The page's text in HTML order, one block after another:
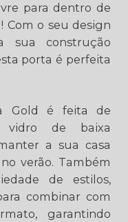
para dentro de
Com o seu design
sua construção
porta é perfeita
Gold é feita de
de baixa
a sua casa
verão. Também
de estilos,
combinar com
garantindo